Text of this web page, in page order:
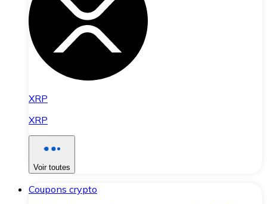
XRP
XRP
Voir toutes
Coupons crypto